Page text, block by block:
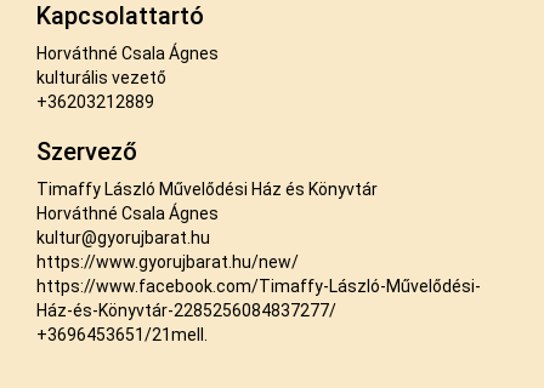
Kapcsolattartó
Horváthné Csala Ágnes
kulturális vezető
+36203212889
Szervező
Timaffy László Művelődési Ház és Könyvtár
Horváthné Csala Ágnes
kultur@gyorujbarat.hu
https://www.gyorujbarat.hu/new/
https://www.facebook.com/Timaffy-László-Művelődési-
Ház-és-Könyvtár-2285256084837277/
+3696453651/21mell.